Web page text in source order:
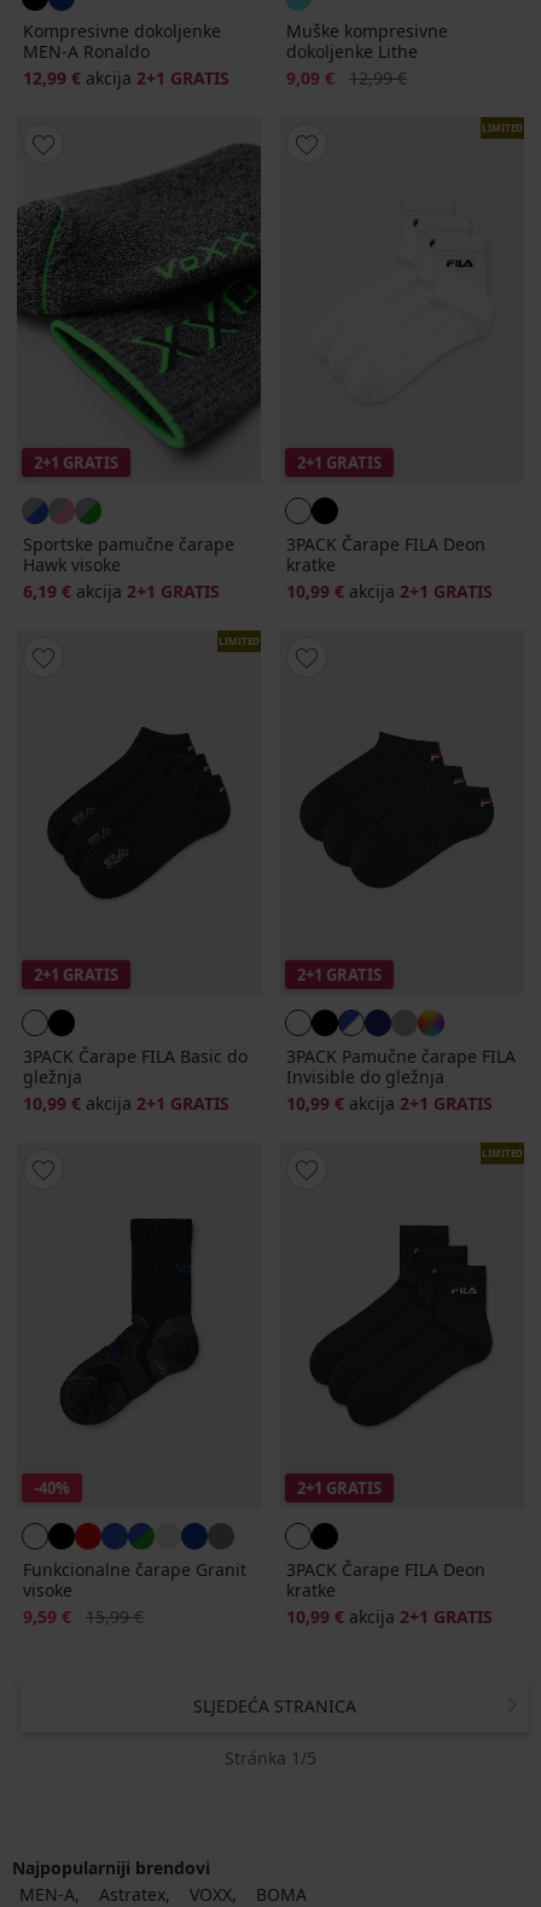
Kompresivne dokoljenke
MEN-A Ronaldo
12,99 € akcija 2+1 GRATIS
Muške kompresivne
dokoljenke Lithe
Popust
9,09 € Prvobitna cijena
12,99 €
2+1 GRATIS
Sportske pamučne čarape
Hawk visoke
6,19 € akcija 2+1 GRATIS
LIMITED
2+1 GRATIS
3PACK Čarape FILA Deon
kratke
10,99 € akcija 2+1 GRATIS
LIMITED
2+1 GRATIS
3PACK Čarape FILA Basic do
gležnja
10,99 € akcija 2+1 GRATIS
2+1 GRATIS
3PACK Pamučne čarape FILA
Invisible do gležnja
10,99 € akcija 2+1 GRATIS
-40%
Funkcionalne čarape Granit
visoke
Popust
9,59 € Prvobitna cijena
15,99 €
LIMITED
2+1 GRATIS
3PACK Čarape FILA Deon
kratke
10,99 € akcija 2+1 GRATIS
SLJEDEĆA STRANICA
Stránka 1/5
Najpopularniji brendovi
MEN-A
Astratex VOXX BOMA